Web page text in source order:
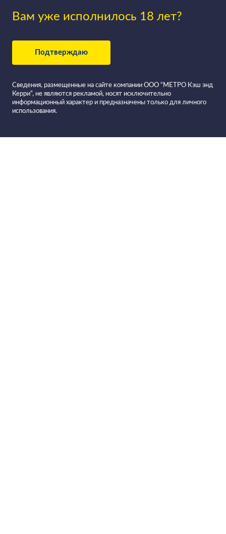
Вам уже исполнилось 18 лет?
Подтверждаю
Сведения, размещенные на сайте компании ООО “МЕТРО Кэш энд
Керри”, не являются рекламой, носят исключительно
информационный характер и предназначены только для личного
использования.